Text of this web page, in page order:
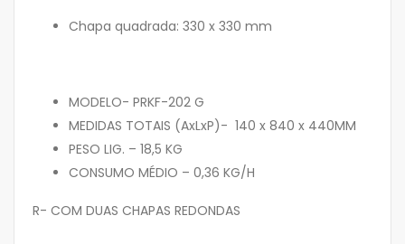
Chapa quadrada: 330 x 330 mm
MODELO- PRKF-202 G
MEDIDAS TOTAIS (AxLxP)- 140 x 840 x 440MM
PESO LIG. – 18,5 KG
CONSUMO MÉDIO – 0,36 KG/H
R- COM DUAS CHAPAS REDONDAS